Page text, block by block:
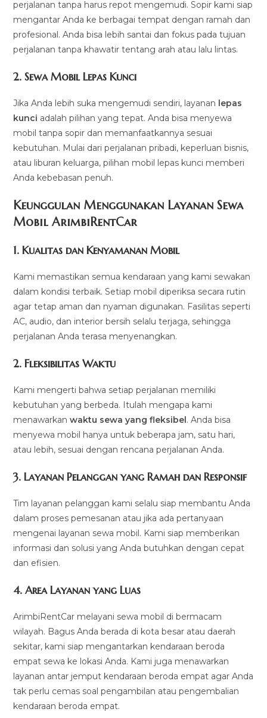
perjalanan tanpa harus repot mengemudi. Sopir kami siap
mengantar Anda ke berbagai tempat dengan ramah dan
profesional. Anda bisa lebih santai dan fokus pada tujuan
perjalanan tanpa khawatir tentang arah atau lalu lintas.
2.Sewa Mobil Lepas Kunci
Jika Anda lebih suka mengemudi sendiri, layanan lepas
kunci adalah pilihan yang tepat. Anda bisa menyewa
mobil tanpa sopir dan memanfaatkannya sesuai
kebutuhan. Mulai dari perjalanan pribadi, keperluan bisnis,
atau liburan keluarga, pilihan mobil lepas kunci memberi
Anda kebebasan penuh.
Keunggulan Menggunakan Layanan Sewa
Mobil ArimbiRentCar
1.Kualitas dan Kenyamanan Mobil
Kami memastikan semua kendaraan yang kami sewakan
dalam kondisi terbaik. Setiap mobil diperiksa secara rutin
agar tetap aman dan nyaman digunakan. Fasilitas seperti
AC, audio, dan interior bersih selalu terjaga, sehingga
perjalanan Anda terasa menyenangkan.
2.Fleksibilitas Waktu
Kami mengerti bahwa setiap perjalanan memiliki
kebutuhan yang berbeda. Itulah mengapa kami
menawarkanwaktu sewa yang fleksibel. Anda bisa
menyewa mobil hanya untuk beberapa jam, satu hari,
atau lebih, sesuai dengan rencana perjalanan Anda.
3.Layanan Pelanggan yang Ramah dan Responsif
Tim layanan pelanggan kami selalu siap membantu Anda
dalam proses pemesanan atau jika ada pertanyaan
mengenai layanan sewa mobil. Kami siap memberikan
informasi dan solusi yang Anda butuhkan dengan cepat
dan efisien.
4.Area Layanan yang Luas
ArimbiRentCar melayani sewa mobil di bermacam
wilayah. Bagus Anda berada di kota besar atau daerah
sekitar, kami siap mengantarkan kendaraan beroda
empat sewa ke lokasi Anda. Kami juga menawarkan
layanan antar jemput kendaraan beroda empat agar Anda
tak perlu cemas soal pengambilan atau pengembalian
kendaraan beroda empat.